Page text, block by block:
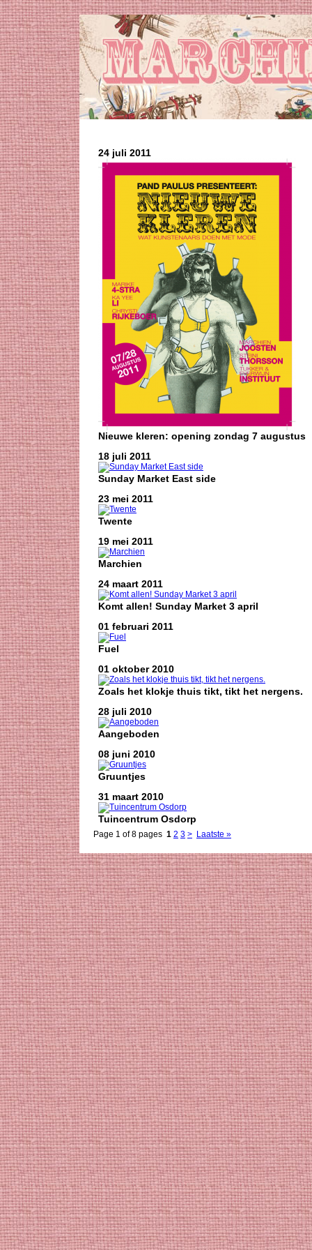
24 juli 2011
Nieuwe kleren: opening zondag 7 augustus
18 juli 2011
Sunday Market East side
23 mei 2011
Twente
19 mei 2011
Marchien
24 maart 2011
Komt allen! Sunday Market 3 april
01 februari 2011
Fuel
01 oktober 2010
Zoals het klokje thuis tikt, tikt het nergens.
28 juli 2010
Aangeboden
08 juni 2010
Gruuntjes
31 maart 2010
Tuincentrum Osdorp
Page 1 of 8 pages 1 2 3 > Laatste »